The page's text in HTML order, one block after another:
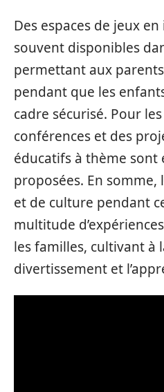
Des espaces de jeux
souvent disponibles
permettant aux
pendant que les
cadre sécurisé. Pour
conférences et des
éducatifs à thème sont
proposées. En somme,
et de culture pendant
multitude
les familles, cultivant à
divertissement et